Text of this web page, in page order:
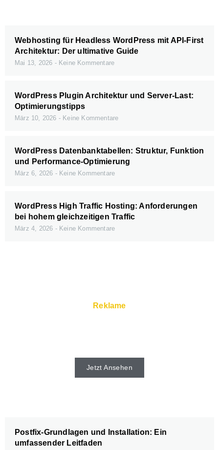
Webhosting für Headless WordPress mit API-First
Architektur: Der ultimative Guide
Mai 13, 2026 Keine Kommentare
WordPress Plugin Architektur und Server-Last:
Optimierungstipps
März 10, 2026 Keine Kommentare
WordPress Datenbanktabellen: Struktur, Funktion
und Performance-Optimierung
März 6, 2026 Keine Kommentare
WordPress High Traffic Hosting: Anforderungen
bei hohem gleichzeitigen Traffic
März 4, 2026 Keine Kommentare
Reklame
Jetzt Ansehen
Postfix-Grundlagen und Installation: Ein
umfassender Leitfaden